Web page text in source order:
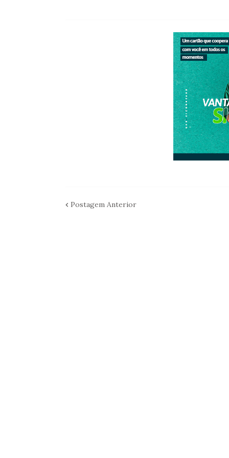
Postagem Anterior